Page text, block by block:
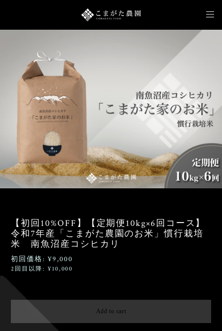
【初回10%OFF】【定期便10kg×6回コース】
令和7年産「こまがた農園のお米」慣行栽培
米 南魚沼産コシヒカリ
初回価格: ¥9,000
2回目以降: ¥10,000
Add to cart